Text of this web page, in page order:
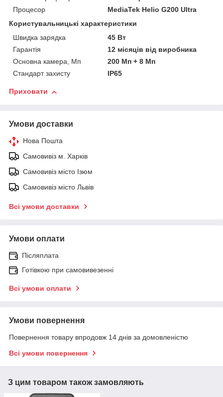
Процесор
MediaTek Helio G200 Ultra
Користувальницькі характеристики
Швидка зарядка
45 Вт
Гарантія
12 місяців від виробника
Основна камера, Мп
200 Мп + 8 Мп
Стандарт захисту
IP65
Приховати
Умови доставки
Нова Пошта
Самовивіз м. Харків
Самовивіз місто Ізюм
Самовивіз місто Львів
Всі умови доставки
Умови оплати
Післяплата
Готівкою при самовивезенні
Всі умови оплати
Умови повернення
Повернення товару впродовж 14 днів за домовленістю
Всі умови повернення
З цим товаром також замовляють